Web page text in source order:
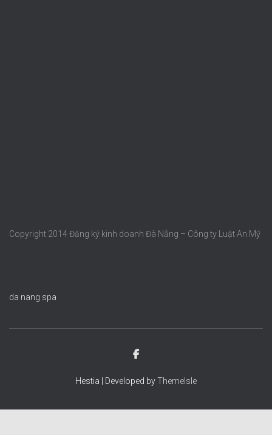
Copyright 2014 Đăng ký kinh doanh Đà Nẵng – Công ty Luật An Mỹ
da nang spa
Hestia | Developed byThemeIsle